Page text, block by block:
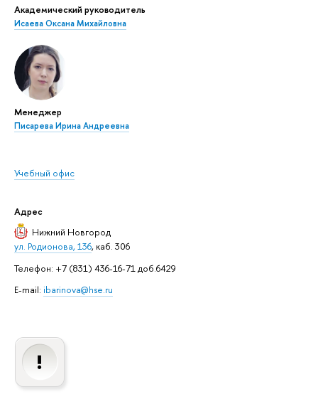
Академический руководитель
Исаева Оксана Михайловна
Менеджер
Писарева Ирина Андреевна
Учебный офис
Адрес
Нижний Новгород
ул. Родионова, 136, каб. 306
Телефон: +7 (831) 436-16-71 доб.6429
E-mail: ibarinova@hse.ru